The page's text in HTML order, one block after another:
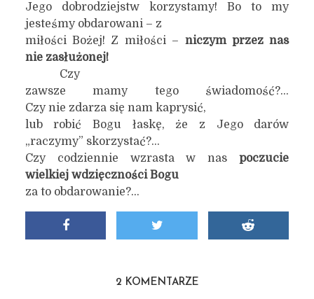
Jego dobrodziejstw korzystamy! Bo to my
jesteśmy obdarowani – z
miłości Bożej! Z miłości – niczym przez nas
nie zasłużonej!
Czy
zawsze mamy tego świadomość?…
Czy nie zdarza się nam kaprysić,
lub robić Bogu łaskę, że z Jego darów
„raczymy” skorzystać?…
Czy codziennie wzrasta w naspoczucie
wielkiej wdzięczności Bogu
za to obdarowanie?…
2 KOMENTARZE